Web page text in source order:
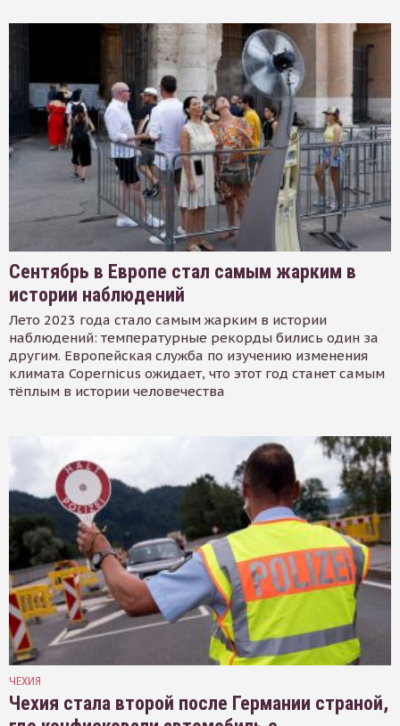
Сентябрь в Европе стал самым жарким в
истории наблюдений
Лето 2023 года стало самым жарким в истории
наблюдений: температурные рекорды бились один за
другим. Европейская служба по изучению изменения
климата Copernicus ожидает, что этот год станет самым
тёплым в истории человечества
ЧЕХИЯ
Чехия стала второй после Германии страной,